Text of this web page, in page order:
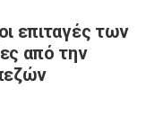
επιταγές των
από την